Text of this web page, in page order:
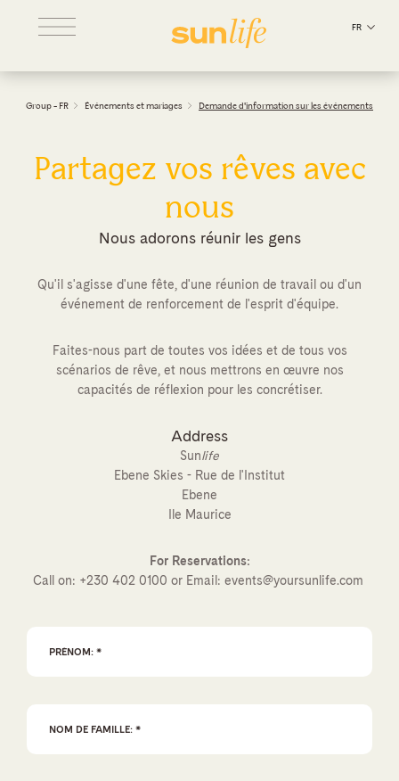
FR
Group - FR Événements et mariages Demande d'information sur les événements
Partagez vos rêves avec
nous
Nous adorons réunir les gens
Qu'il s'agisse d'une fête, d'une réunion de travail ou d'un
événement de renforcement de l'esprit d'équipe.
Faites-nous part de toutes vos idées et de tous vos
scénarios de rêve, et nous mettrons en œuvre nos
capacités de réflexion pour les concrétiser.
Address
Sunlife
Ebene Skies - Rue de l'Institut
Ebene
Ile Maurice
For Reservations:
Call on: +230 402 0100 or Email: events@yoursunlife.com